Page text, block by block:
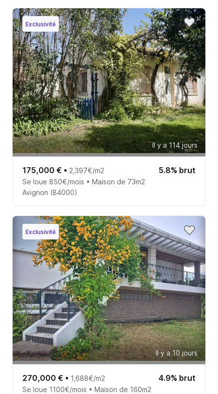
Exclusivité
Il y a 114 jours
175,000 € • 2,397€/m2 5.8% brut
Se loue 850€/mois • Maison de 73m2
Avignon (84000)
Exclusivité
Il y a 10 jours
270,000 € • 1,688€/m2 4.9% brut
Se loue 1100€/mois • Maison de 160m2